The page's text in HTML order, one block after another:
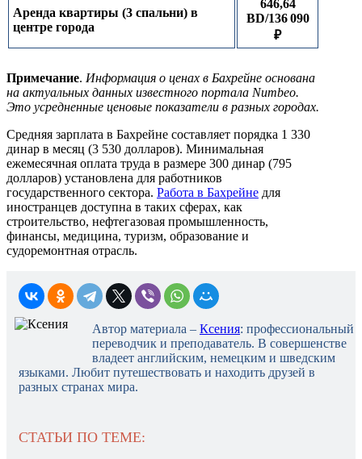
Аренда квартиры (3 спальни) в
центре города
646,64
BD/136 090
₽
Примечание. Информация о ценах в Бахрейне основана
на актуальных данных известного портала Numbeo.
Это усредненные ценовые показатели в разных городах.
Средняя зарплата в Бахрейне составляет порядка 1 330
динар в месяц (3 530 долларов). Минимальная
ежемесячная оплата труда в размере 300 динар (795
долларов) установлена для работников
государственного сектора. Работа в Бахрейне для
иностранцев доступна в таких сферах, как
строительство, нефтегазовая промышленность,
финансы, медицина, туризм, образование и
судоремонтная отрасль.
Автор материала – Ксения: профессиональный
переводчик и преподаватель. В совершенстве
владеет английским, немецким и шведским
языками. Любит путешествовать и находить друзей в
разных странах мира.
СТАТЬИ ПО ТЕМЕ: